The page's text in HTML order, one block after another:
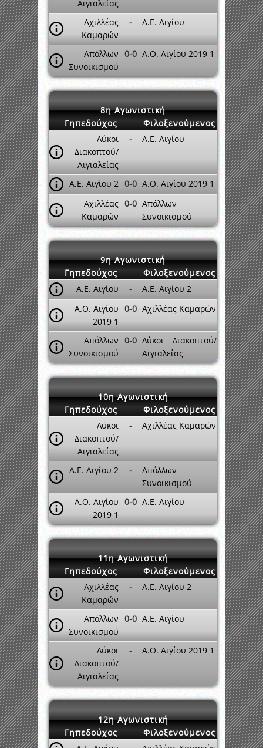
Αιγιαλείας
Αχιλλέας
Καμαρών
- Α.Ε. Αιγίου
Απόλλων
Συνοικισμού
0-0 Α.Ο. Αιγίου 2019 1
8η Αγωνιστική
Γηπεδούχος
Φιλοξενούμενος
Λύκοι
Διακοπτού/
Αιγιαλείας
- Α.Ε. Αιγίου
Α.Ε. Αιγίου 2 0-0 Α.Ο. Αιγίου 2019 1
Αχιλλέας
Καμαρών
0-0 Απόλλων
Συνοικισμού
9η Αγωνιστική
Γηπεδούχος
Φιλοξενούμενος
Α.Ε. Αιγίου
-
Α.Ε. Αιγίου 2
Α.Ο. Αιγίου
2019 1
0-0 Αχιλλέας Καμαρών
Απόλλων
Συνοικισμού
0-0 Λύκοι Διακοπτού/
Αιγιαλείας
10η Αγωνιστική
Γηπεδούχος
Φιλοξενούμενος
Λύκοι
Διακοπτού/
Αιγιαλείας
- Αχιλλέας Καμαρών
Α.Ε. Αιγίου 2 -
Απόλλων
Συνοικισμού
Α.Ο. Αιγίου
2019 1
0-0 Α.Ε. Αιγίου
11η Αγωνιστική
Γηπεδούχος
Φιλοξενούμενος
Αχιλλέας
Καμαρών
- Α.Ε. Αιγίου 2
Απόλλων
Συνοικισμού
0-0 Α.Ε. Αιγίου
Λύκοι
Διακοπτού/
Αιγιαλείας
- Α.Ο. Αιγίου 2019 1
12η Αγωνιστική
Γηπεδούχος
Φιλοξενούμενος